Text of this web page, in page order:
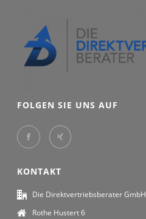
FOLGEN SIE UNS AUF
KONTAKT
Die Direktvertriebsberater GmbH
Rothe Hustert 6